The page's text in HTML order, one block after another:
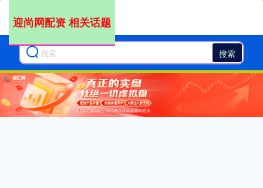
搜索
迎尚网配资 相关话题